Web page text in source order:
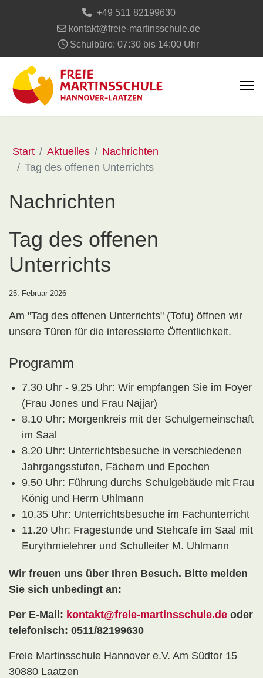
+49 511 82199630
kontakt@freie-martinsschule.de
Schulbüro: 07:30 bis 14:00 Uhr
Start Aktuelles
Nachrichten
Tag des offenen Unterrichts
Nachrichten
Tag des offenen
Unterrichts
25. Februar 2026
Am "Tag des offenen Unterrichts" (Tofu) öffnen wir
unsere Türen für die interessierte Öffentlichkeit.
Programm
7.30 Uhr - 9.25 Uhr: Wir empfangen Sie im Foyer
(Frau Jones und Frau Najjar)
8.10 Uhr: Morgenkreis mit der Schulgemeinschaft
im Saal
8.20 Uhr: Unterrichtsbesuche in verschiedenen
Jahrgangsstufen, Fächern und Epochen
9.50 Uhr: Führung durchs Schulgebäude mit Frau
König und Herrn Uhlmann
10.35 Uhr: Unterrichtsbesuche im Fachunterricht
11.20 Uhr: Fragestunde und Stehcafe im Saal mit
Eurythmielehrer und Schulleiter M. Uhlmann
Wir freuen uns über Ihren Besuch. Bitte melden
Sie sich unbedingt an:
Per E-Mail: kontakt@freie-martinsschule.de oder
telefonisch: 0511/82199630
Freie Martinsschule Hannover e.V. Am Südtor 15
30880 Laatzen